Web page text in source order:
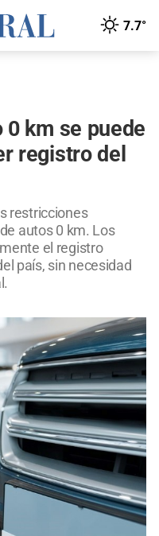
7.7°
0 km se puede
registro del
restricciones
autos 0 km. Los
el registro
país, sin necesidad